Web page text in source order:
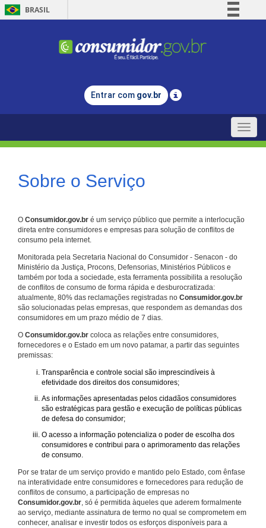
BRASIL
Comunica BR
Legislação
Entrar com gov.br
Toggle
Sobre o Serviço
O Consumidor.gov.br é um serviço público que permite a interlocução
direta entre consumidores e empresas para solução de conflitos de
consumo pela internet.
Monitorada pela Secretaria Nacional do Consumidor - Senacon - do
Ministério da Justiça, Procons, Defensorias, Ministérios Públicos e
também por toda a sociedade, esta ferramenta possibilita a resolução
de conflitos de consumo de forma rápida e desburocratizada:
atualmente, 80% das reclamações registradas no Consumidor.gov.br
são solucionadas pelas empresas, que respondem as demandas dos
consumidores em um prazo médio de 7 dias.
O Consumidor.gov.br coloca as relações entre consumidores,
fornecedores e o Estado em um novo patamar, a partir das seguintes
premissas:
Transparência e controle social são imprescindíveis à
efetividade dos direitos dos consumidores;
As informações apresentadas pelos cidadãos consumidores
são estratégicas para gestão e execução de políticas públicas
de defesa do consumidor;
O acesso a informação potencializa o poder de escolha dos
consumidores e contribui para o aprimoramento das relações
de consumo.
Por se tratar de um serviço provido e mantido pelo Estado, com ênfase
na interatividade entre consumidores e fornecedores para redução de
conflitos de consumo, a participação de empresas no
Consumidor.gov.br, só é permitida àqueles que aderem formalmente
ao serviço, mediante assinatura de termo no qual se comprometem em
conhecer, analisar e investir todos os esforços disponíveis para a